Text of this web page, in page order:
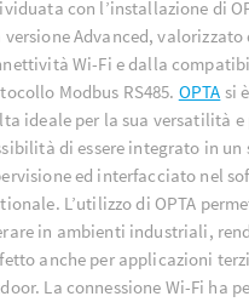
con l’installazione di
versione Advanced, valorizzato
Wi-Fi e dalla
Modbus RS485. OPTA si
ideale per la sua versatilità e
di essere integrato in un
ed interfacciato nel
L’utilizzo di OPTA
in ambienti industriali,
anche per applicazioni
La connessione Wi-Fi ha